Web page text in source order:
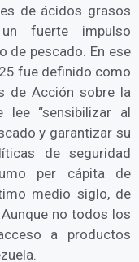
de ácidos grasos
fuerte impulso
de pescado. En ese
fue definido como
de Acción sobre la
“sensibilizar al
y garantizar su
de seguridad
per cápita de
medio siglo, de
no todos los
a productos